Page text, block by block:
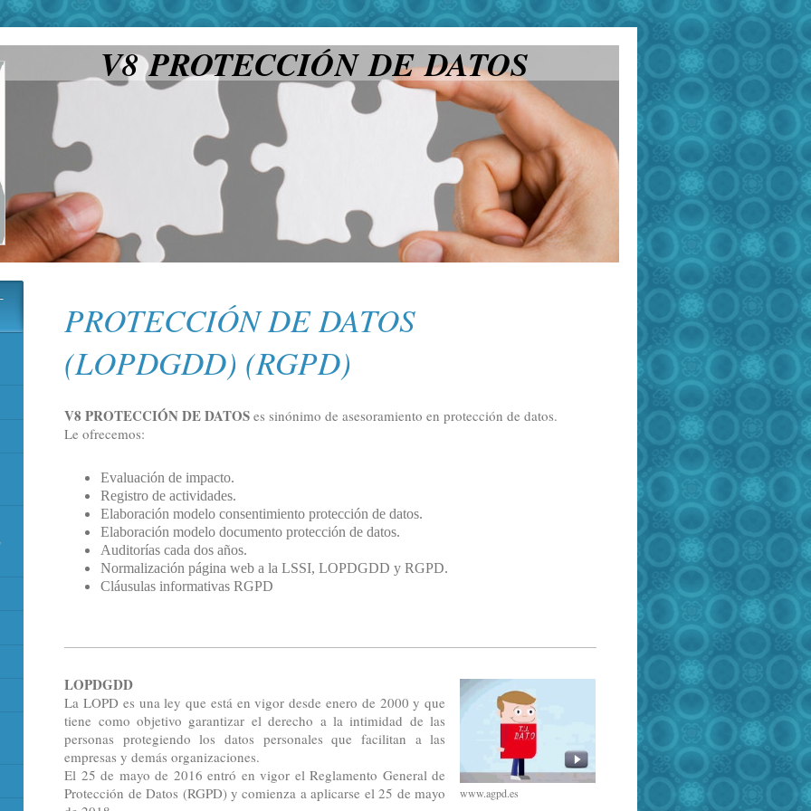
V8 PROTECCIÓN DE DATOS
PROTECCIÓN DE DATOS
(LOPDGDD) (RGPD)
V8 PROTECCIÓN DE DATOS es sinónimo de asesoramiento en protección de datos.
Le ofrecemos:
Evaluación de impacto.
Registro de actividades.
Elaboración modelo consentimiento protección de datos.
Elaboración modelo documento protección de datos.
Auditorías cada dos años.
Normalización página web a la LSSI, LOPDGDD y RGPD.
Cláusulas informativas RGPD
www.agpd.es
LOPDGDD
La LOPD es una ley que está en vigor desde enero de 2000 y que
tiene como objetivo garantizar el derecho a la intimidad de las
personas protegiendo los datos personales que facilitan a las
empresas y demás organizaciones.
El 25 de mayo de 2016 entró en vigor el Reglamento General de
Protección de Datos (RGPD) y comienza a aplicarse el 25 de mayo